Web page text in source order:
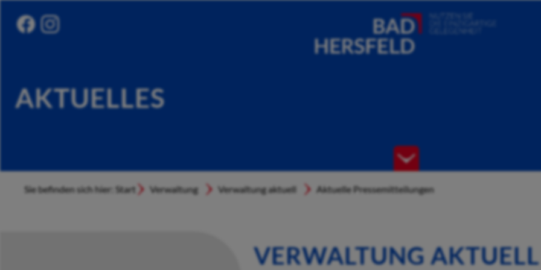
AKTUELLES
Sie befinden sich hier: Start Verwaltung Verwaltung aktuell Aktuelle Pressemitteilungen
VERWALTUNG AKTUELL